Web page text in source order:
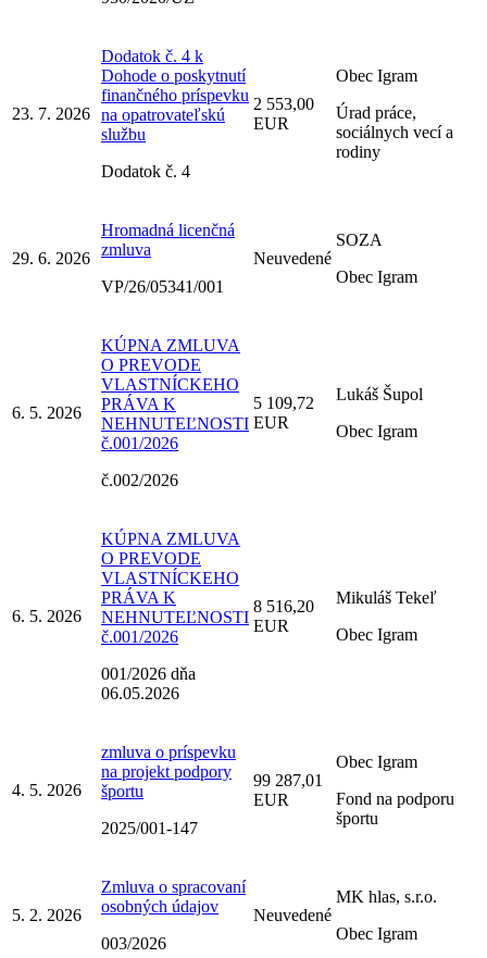
23. 7. 2026
Dodatok č. 4 k
Dohode o poskytnutí
finančného príspevku
na opatrovateľskú
službu
Dodatok č. 4
2 553,00
EUR
Obec Igram
Úrad práce,
sociálnych vecí a
rodiny
29. 6. 2026
Hromadná licenčná
zmluva
VP/26/05341/001
Neuvedené
SOZA
Obec Igram
6. 5. 2026
KÚPNA ZMLUVA
O PREVODE
VLASTNÍCKEHO
PRÁVA K
NEHNUTEĽNOSTI
č.001/2026
č.002/2026
5 109,72
EUR
Lukáš Šupol
Obec Igram
6. 5. 2026
KÚPNA ZMLUVA
O PREVODE
VLASTNÍCKEHO
PRÁVA K
NEHNUTEĽNOSTI
č.001/2026
001/2026 dňa
06.05.2026
8 516,20
EUR
Mikuláš Tekeľ
Obec Igram
4. 5. 2026
zmluva o príspevku
na projekt podpory
športu
2025/001-147
99 287,01
EUR
Obec Igram
Fond na podporu
športu
5. 2. 2026
Zmluva o spracovaní
osobných údajov
003/2026
Neuvedené
MK hlas, s.r.o.
Obec Igram